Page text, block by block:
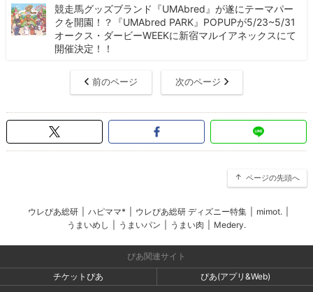
競走馬グッズブランド『UMAbred』が遂にテーマパー
クを開園！？『UMAbred PARK』POPUPが5/23~5/31
オークス・ダービーWEEKに新宿マルイアネックスにて
開催決定！！
前のページ 次のページ
ページの先頭へ
ウレぴあ総研 ハピママ* ウレぴあ総研 ディズニー特集 mimot.
うまいめし
うまいパン うまい肉 Medery.
ぴあ関連サイト
チケットぴあ
ぴあ(アプリ&Web)